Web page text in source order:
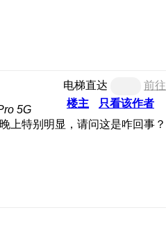
电梯直达
前往
楼主
只看该作者
5G
上特别明显，请问这是咋回事？